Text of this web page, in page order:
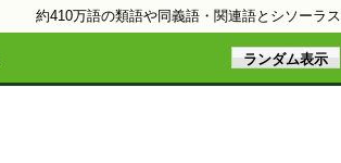
約410万語の類語や同義語・関連語とシソーラス